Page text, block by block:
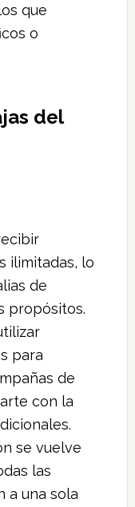
que
o
del
ilimitadas, lo
de
propósitos.
para
de
con la
se vuelve
las
a una sola